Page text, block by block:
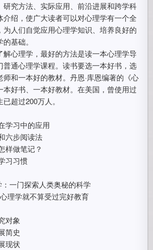
研究方法、实际应用、前沿进展和跨学科
介绍，使广大读者可以对心理学有一个全
为人们自觉应用心理学知识、培养良好的
基础。
心理学，最好的方法是读一本心理学导
普通心理学课程。读书要选一本好书，选
和一本好的教材。丹恩·库恩编著的《心
本好书、一本好教材。在美国，曾使用过
超过200万人。
习中的应用
步阅读法
做笔记？
习惯
一门探索人类奥秘的科学
学就不算受过完好教育
象
史
现状